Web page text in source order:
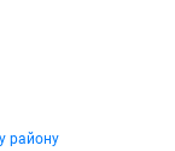
району